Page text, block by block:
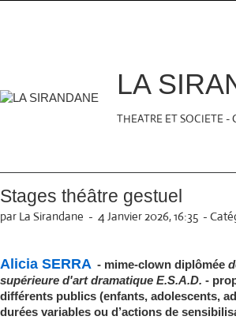
LA
THEATRE ET SOCIETE -
Stages théâtre gestuel
par La Sirandane - 4 Janvier 2026, 16:35 -
Alicia SERRA - mime-clown diplômée
supérieure d'art dramatique E.S.A.D. -
différents publics (enfants, adolescents,
durées variables ou d’actions de